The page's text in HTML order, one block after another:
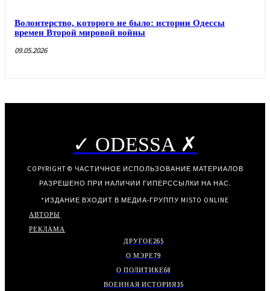
Волонтерство, которого не было: истории Одессы
времен Второй мировой войны
09.05.2026
✓ ODESSA ✗
COPYRIGHT © ЧАСТИЧНОЕ ИСПОЛЬЗОВАНИЕ МАТЕРИАЛОВ
РАЗРЕШЕНО ПРИ НАЛИЧИИ ГИПЕРССЫЛКИ НА НАС.
*ИЗДАНИЕ ВХОДИТ В МЕДИА-ГРУППУ MISTO ONLINE
АВТОРЫ
РЕКЛАМА
ДРУГОЕ265
О МЭРЕ79
О ПОЛИТИКЕ68
ВОЕННАЯ ИСТОРИЯ35